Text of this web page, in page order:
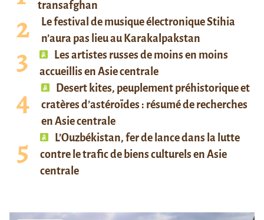
transafghan
Le festival de musique électronique Stihia
n’aura pas lieu au Karakalpakstan
Les artistes russes de moins en moins
accueillis en Asie centrale
Desert kites, peuplement préhistorique et
cratères d’astéroïdes : résumé de recherches
en Asie centrale
L’Ouzbékistan, fer de lance dans la lutte
contre le trafic de biens culturels en Asie
centrale